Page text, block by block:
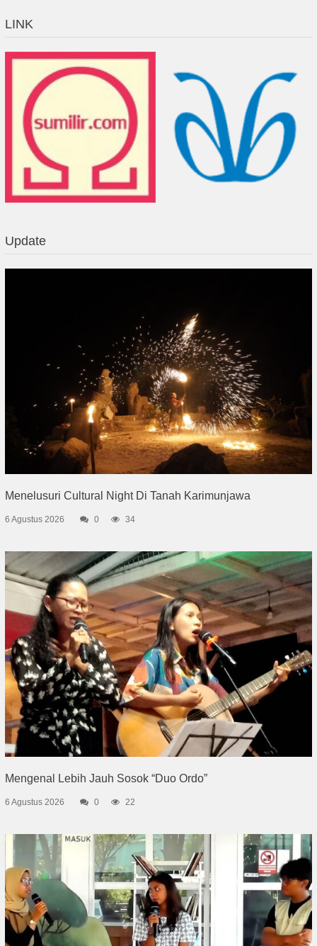
LINK
Update
Menelusuri Cultural Night Di Tanah Karimunjawa
6 Agustus 2026 0 34
Mengenal Lebih Jauh Sosok “Duo Ordo”
6 Agustus 2026 0 22